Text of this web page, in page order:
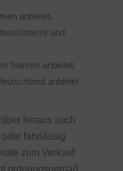
anbietet.
und
Namen anbietet.
anbietet
hinaus auch
fahrlässig
zum Verkauf